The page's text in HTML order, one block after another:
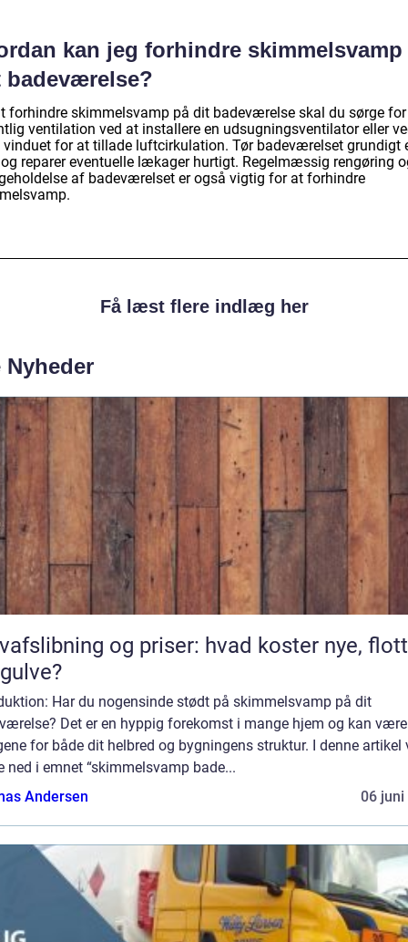
kan jeg forhindre skimmelsvamp
badeværelse?
forhindre skimmelsvamp på dit badeværelse skal du sørge for
ventilation ved at installere en udsugningsventilator eller
vinduet for at tillade luftcirkulation. Tør badeværelset grundigt
reparer eventuelle lækager hurtigt. Regelmæssig rengøring
af badeværelset er også vigtig for at forhindre
Få læst flere indlæg her
Nyheder
og priser: hvad koster nye,
Har du nogensinde stødt på skimmelsvamp på dit
Det er en hyppig forekomst i mange hjem og kan
for både dit helbred og bygningens struktur. I denne artikel
ned i emnet “skimmelsvamp bade...
Andersen
06 juni